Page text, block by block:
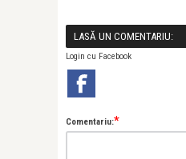
LASĂ UN COMENTARIU:
Login cu Facebook
Comentariu:*